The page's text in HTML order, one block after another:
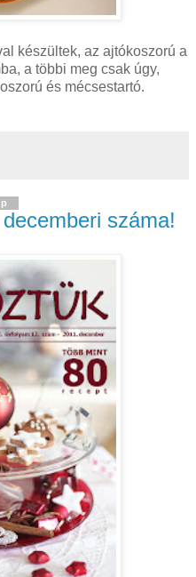
készültek, az ajtókoszorú a
a többi meg csak úgy,
és mécsestartó.
száma!